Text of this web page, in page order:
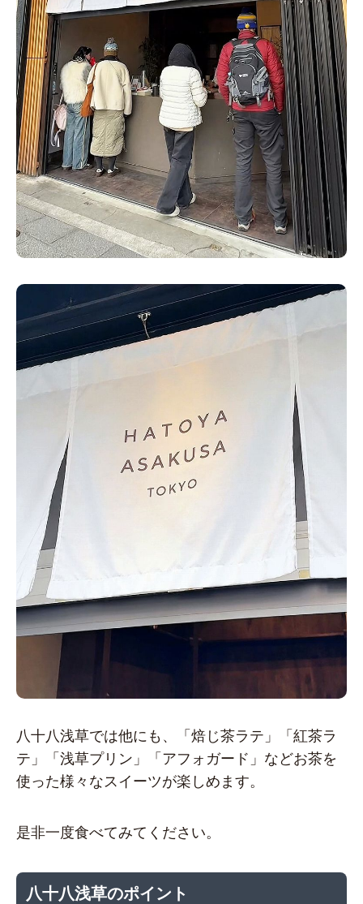
八十八浅草では他にも、「焙じ茶ラテ」「紅茶ラ
テ」「浅草プリン」「アフォガード」などお茶を
使った様々なスイーツが楽しめます。
是非一度食べてみてください。
八十八浅草のポイント